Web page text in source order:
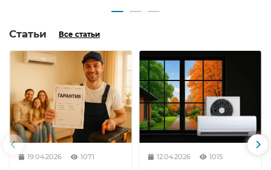
Статьи Все статьи
19.04.2026 1071 12.04.2026 1015